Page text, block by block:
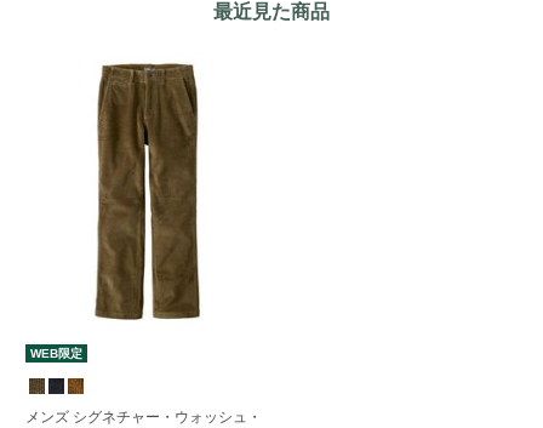
最近見た商品
WEB限定
メンズ シグネチャー・ウォッシュ・